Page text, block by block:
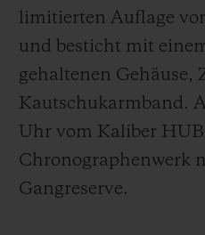
limitierten Auflage
und besticht mit
gehaltenen Gehäuse,
Kautschukarmband.
Uhr vom Kaliber
Chronographenwerk
Gangreserve.